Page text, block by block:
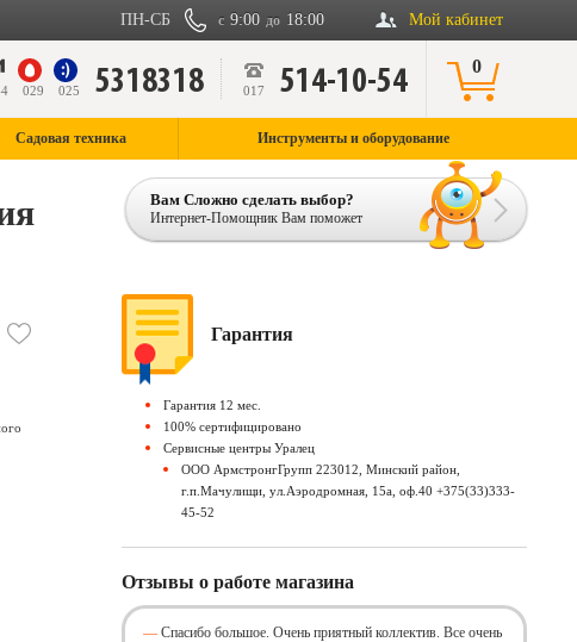
Мой кабинет
с 9:00 до 18:00
ПН-СБ
029 025 5318318 017 514-10-54 0
Садовая техника Инструменты и оборудование
Вам Сложно сделать выбор?
Интернет-Помощник Вам поможет
Гарантия
Гарантия 12 мес.
100% сертифицировано
Сервисные центры Уралец
ООО АрмстронгГрупп 223012, Минский район,
г.п.Мачулищи, ул.Аэродромная, 15а, оф.40 +375(33)333-
45-52
Отзывы о работе магазина
Спасибо большое. Очень приятный коллектив. Все очень